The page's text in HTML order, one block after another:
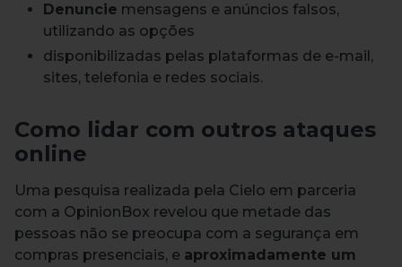
Denuncie mensagens e anúncios falsos,
utilizando as opções
disponibilizadas pelas plataformas de e-mail,
sites, telefonia e redes sociais.
Como lidar com outros ataques
online
Uma pesquisa realizada pela Cielo em parceria
com a OpinionBox revelou que metade das
pessoas não se preocupa com a segurança em
compras presenciais, e aproximadamente um